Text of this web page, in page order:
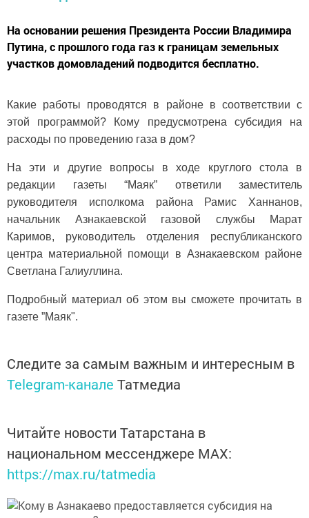
​​​​​​​На основании решения Президента России Владимира
Путина, с прошлого года газ к границам земельных
участков домовладений подводится бесплатно.
Какие работы проводятся в районе в соответствии с
этой программой? Кому предусмотрена субсидия на
расходы по проведению газа в дом?
На эти и другие вопросы в ходе круглого стола в
редакции газеты “Маяк” ответили заместитель
руководителя исполкома района Рамис Ханнанов,
начальник Азнакаевской газовой службы Марат
Каримов, руководитель отделения республиканского
центра материальной помощи в Азнакаевском районе
Светлана Галиуллина.
Подробный материал об этом вы сможете прочитать в
газете ”Маяк".
Следите за самым важным и интересным в
Telegram-канале Татмедиа
Читайте новости Татарстана в
национальном мессенджере MАХ:
https://max.ru/tatmedia